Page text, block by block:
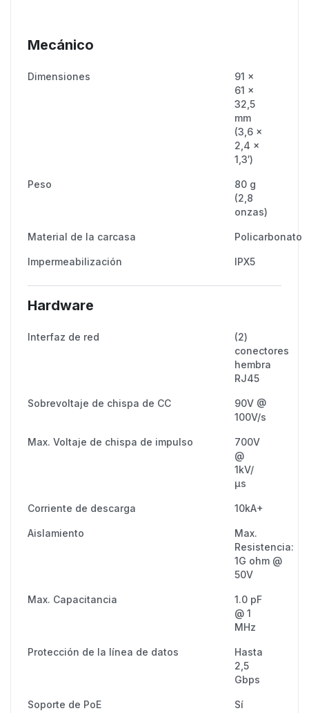
Mecánico
Dimensiones
91 x
61 x
32,5
mm
(3,6 x
2,4 x
1,3′)
Peso
80 g
(2,8
onzas)
Material de la carcasa Policarbonato
Impermeabilización IPX5
Hardware
Interfaz de red
(2)
conectores
hembra
RJ45
Sobrevoltaje de chispa de CC
90V @
100V/s
Max. Voltaje de chispa de impulso
700V
@
1kV/
μs
Corriente de descarga 10kA+
Aislamiento
Max.
Resistencia:
1G ohm @
50V
Max. Capacitancia
1.0 pF
@ 1
MHz
Protección de la línea de datos
Hasta
2,5
Gbps
Soporte de PoE Sí